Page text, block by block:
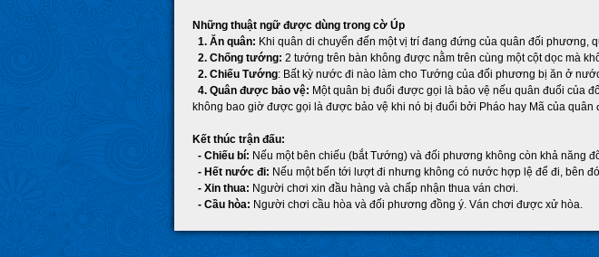
Những thuật ngữ được dùng trong cờ Úp
1. Ăn quân: Khi quân di chuyển đến một vị trí đang đứng của quân đối phương,
2. Chống tướng: 2 tướng trên bàn không được nằm trên cùng một cột dọc mà
2. Chiếu Tướng: Bất kỳ nước đi nào làm cho Tướng của đối phương bị ăn ở
4. Quân được bảo vệ: Một quân bị đuổi được gọi là bảo vệ nếu quân đuổi của
không bao giờ được gọi là được bảo vệ khi nó bị đuổi bởi Pháo hay Mã của quân
Kết thúc trận đấu:
- Chiếu bí: Nếu một bên chiếu (bắt Tướng) và đối phương không còn khả năng
- Hết nước đi: Nếu một bến tới lượt đi nhưng không có nước hợp lệ để đi, bên
- Xin thua: Người chơi xin đầu hàng và chấp nhận thua ván chơi.
- Cầu hòa: Người chơi cầu hòa và đối phương đồng ý. Ván chơi được xử hòa.